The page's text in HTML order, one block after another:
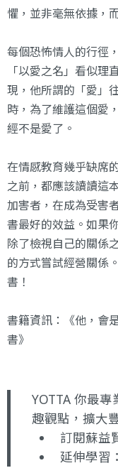
懼，並非毫無依據，
每個恐怖情人的行徑
「以愛之名」看似
現，他所謂的「愛」
時，為了維護這個愛
經不是愛了。
在情感教育幾乎缺席
之前，都應該讀讀這
加害者，在成為受害
書最好的效益。如果
除了檢視自己的關係
的方式嘗試經營關係
書！
書籍資訊：《他，會
書》
YOTTA 你最
趣觀點，擴大
訂閱蘇益
延伸學習：